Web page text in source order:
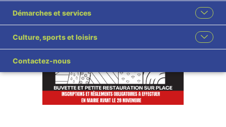
Démarches et services
Culture, sports et loisirs
Contactez-nous